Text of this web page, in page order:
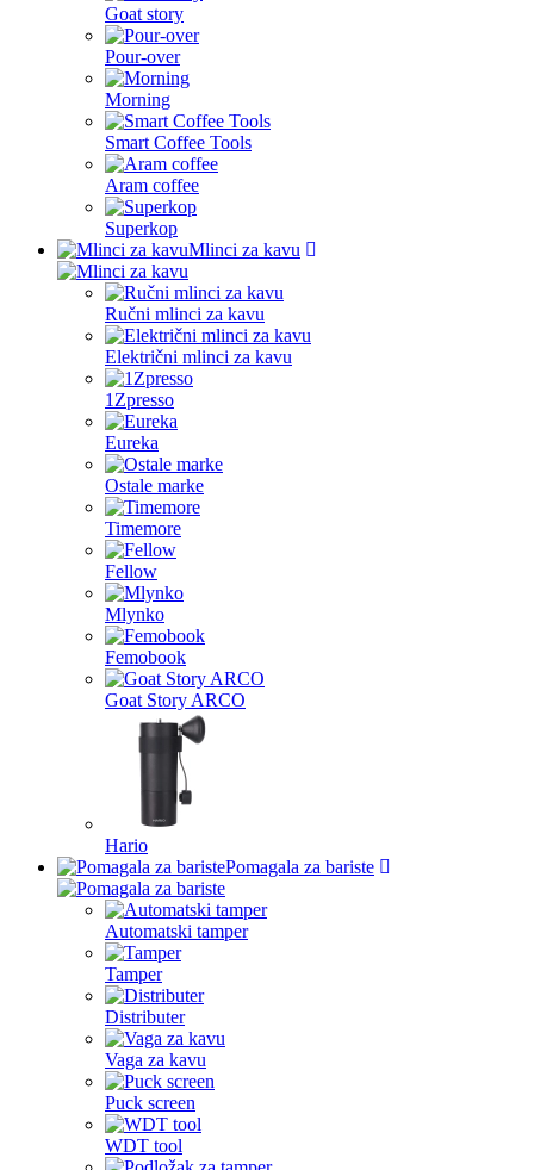
Goat story
Pour-over
Morning
Smart Coffee Tools
Aram coffee
Superkop
Mlinci za kavu
Ručni mlinci za kavu
Električni mlinci za kavu
1Zpresso
Eureka
Ostale marke
Timemore
Fellow
Mlynko
Femobook
Goat Story ARCO
Hario
Pomagala za bariste
Automatski tamper
Tamper
Distributer
Vaga za kavu
Puck screen
WDT tool